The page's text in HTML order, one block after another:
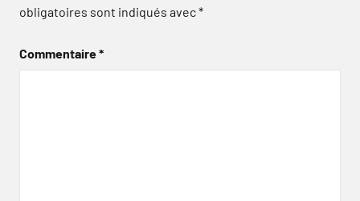
obligatoires sont indiqués avec*
Commentaire*